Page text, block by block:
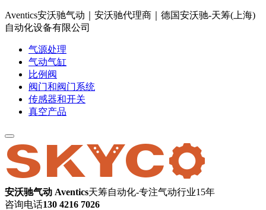
Aventics安沃驰气动｜安沃驰代理商｜德国安沃驰-天筹(上海)
自动化设备有限公司
气源处理
气动气缸
比例阀
阀门和阀门系统
传感器和开关
真空产品
安沃驰气动 Aventics天筹自动化-专注气动行业15年
咨询电话130 4216 7026